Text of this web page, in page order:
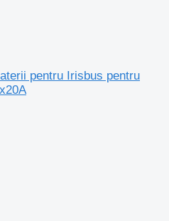
pentru Irisbus pentru